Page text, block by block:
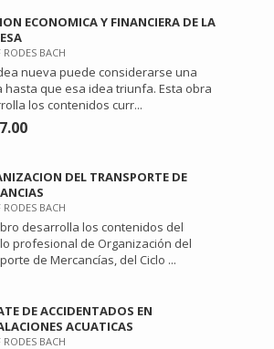
ECONOMICA Y FINANCIERA DE LA
BACH
nueva puede considerarse una
hasta que esa idea triunfa. Esta obra
los contenidos curr...
DEL TRANSPORTE DE
BACH
desarrolla los contenidos del
profesional de Organización del
de Mercancías, del Ciclo ...
DE ACCIDENTADOS EN
ACUATICAS
BACH